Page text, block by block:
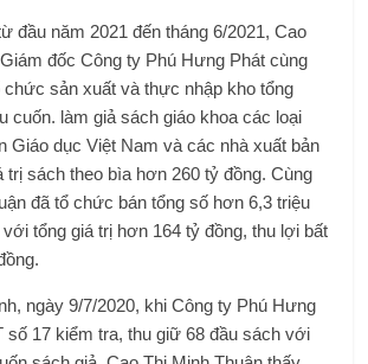
đầu năm 2021 đến tháng 6/2021, Cao
đốc Công ty Phú Hưng Phát cùng
chức sản xuất và thực nhập kho tổng
cuốn. làm giả sách giáo khoa các loại
Giáo dục Việt Nam và các nhà xuất bản
trị sách theo bìa hơn 260 tỷ đồng. Cùng
đã tổ chức bán tổng số hơn 6,3 triệu
tổng giá trị hơn 164 tỷ đồng, thu lợi bất
ngày 9/7/2020, khi Công ty Phú Hưng
số 17 kiểm tra, thu giữ 68 đầu sách với